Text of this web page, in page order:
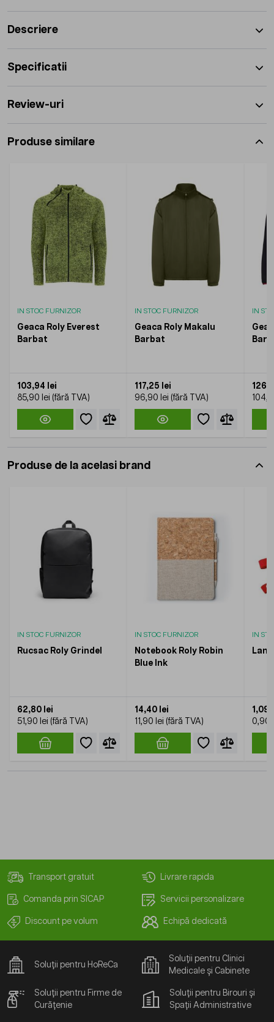
Descriere
Specificatii
Review-uri
Produse similare
IN STOC FURNIZOR
Geaca Roly Everest
Barbat
103,94 lei
85,90 lei
IN STOC FURNIZOR
Geaca Roly Makalu
Barbat
117,25 lei
96,90 lei
IN
Produse de la acelasi brand
IN STOC FURNIZOR
Rucsac Roly Grindel
62,80 lei
51,90 lei
IN STOC FURNIZOR
Notebook Roly Robin
Blue Ink
14,40 lei
11,90 lei
IN
1,09
0,90
Transport gratuit Livrare rapida
Comanda prin SICAP Servicii personalizare
Discount pe volum Echipă dedicată
Soluții pentru HoReCa
Soluții pentru Clinici
Medicale și Cabinete
Soluții pentru Firme de
Curățenie
Soluții pentru Birouri și
Spații Administrative